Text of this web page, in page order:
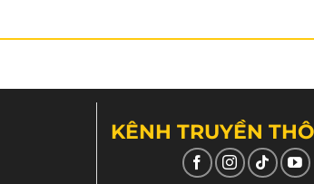
chắn anh em đã thấy ở mô tả trên của
KÊNH TRUYỀN